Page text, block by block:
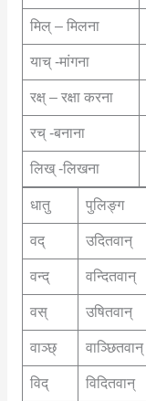
मिल् – मिलना
याच् -मांगना
रक्ष् – रक्षा करना
रच् -बनाना
लिख् -लिखना
धातु पुलिङ्ग
वद् उदितवान्
वन्द् वन्दितवान्
वस् उषितवान्
वाञ्छ् वाञ्छितवान्
विद् विदितवान्